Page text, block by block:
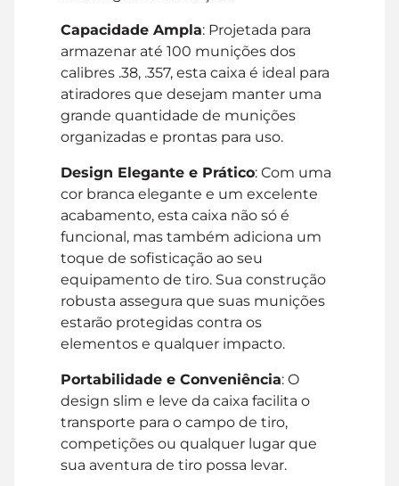
Capacidade Ampla: Projetada para
armazenar até 100 munições dos
calibres .38, .357, esta caixa é ideal para
atiradores que desejam manter uma
grande quantidade de munições
organizadas e prontas para uso.
Design Elegante e Prático: Com uma
cor branca elegante e um excelente
acabamento, esta caixa não só é
funcional, mas também adiciona um
toque de sofisticação ao seu
equipamento de tiro. Sua construção
robusta assegura que suas munições
estarão protegidas contra os
elementos e qualquer impacto.
Portabilidade e Conveniência: O
design slim e leve da caixa facilita o
transporte para o campo de tiro,
competições ou qualquer lugar que
sua aventura de tiro possa levar.